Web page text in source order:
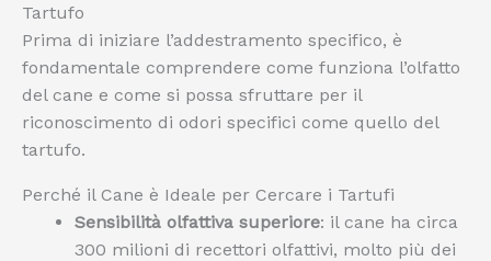
Tartufo
Prima di iniziare l’addestramento specifico, è
fondamentale comprendere come funziona l’olfatto
del cane e come si possa sfruttare per il
riconoscimento di odori specifici come quello del
tartufo.
Perché il Cane è Ideale per Cercare i Tartufi
Sensibilità olfattiva superiore: il cane ha circa
300 milioni di recettori olfattivi, molto più dei